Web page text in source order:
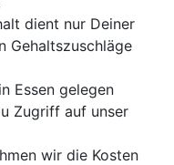
dient nur Deiner
Gehaltszuschläge
Essen gelegen
Zugriff auf unser
wir die Kosten